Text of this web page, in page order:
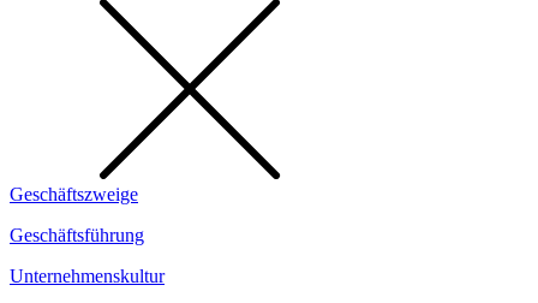
Geschäftszweige
Geschäftsführung
Unternehmenskultur